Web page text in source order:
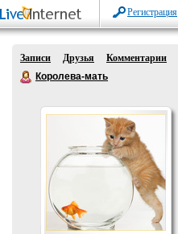
Регистрация
Записи Друзья
Комментарии
Королева-мать